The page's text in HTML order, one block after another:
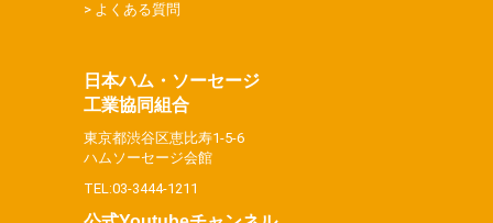
よくある質問
日本ハム・ソーセージ
工業協同組合
東京都渋谷区恵比寿1-5-6
ハムソーセージ会館
TEL:03-3444-1211